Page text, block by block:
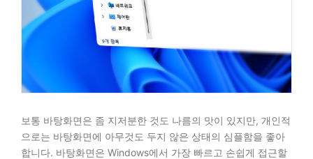
보통 바탕화면은 좀 지저분한 것도 나름의 맛이 있지만, 개인적
으로는 바탕화면에 아무것도 두지 않은 상태의 심플함을 좋아
합니다. 바탕화면은 Windows에서 가장 빠르고 손쉽게 접근할